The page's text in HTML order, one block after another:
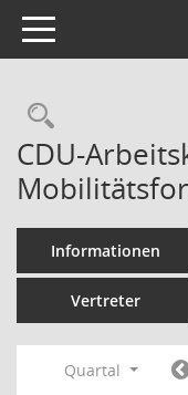
Toggle navigation
CDU-
Informationen
Vertreter
Quartal